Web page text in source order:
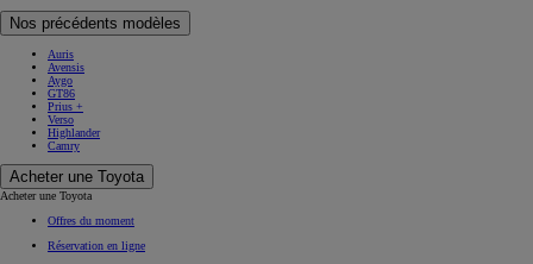
Nos précédents modèles
Auris
Avensis
Aygo
GT86
Prius +
Verso
Highlander
Camry
Acheter une Toyota
Acheter une Toyota
Offres du moment
Réservation en ligne